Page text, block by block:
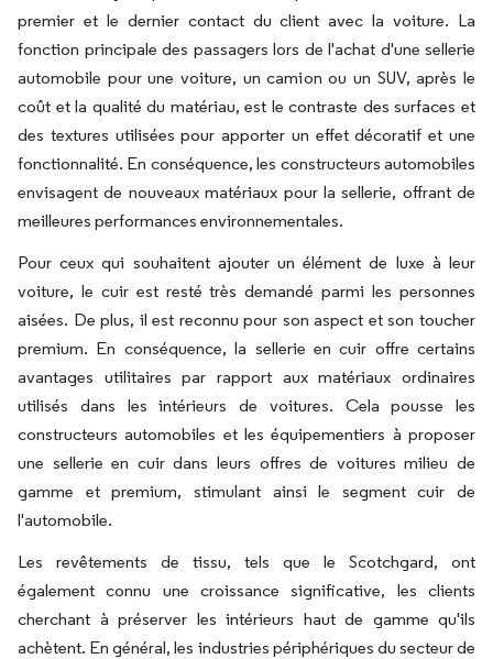
premier et le dernier contact du client avec la voiture. La
fonction principale des passagers lors de l'achat d'une sellerie
automobile pour une voiture, un camion ou un SUV, après le
coût et la qualité du matériau, est le contraste des surfaces et
des textures utilisées pour apporter un effet décoratif et une
fonctionnalité. En conséquence, les constructeurs automobiles
envisagent de nouveaux matériaux pour la sellerie, offrant de
meilleures performances environnementales.
Pour ceux qui souhaitent ajouter un élément de luxe à leur
voiture, le cuir est resté très demandé parmi les personnes
aisées. De plus, il est reconnu pour son aspect et son toucher
premium. En conséquence, la sellerie en cuir offre certains
avantages utilitaires par rapport aux matériaux ordinaires
utilisés dans les intérieurs de voitures. Cela pousse les
constructeurs automobiles et les équipementiers à proposer
une sellerie en cuir dans leurs offres de voitures milieu de
gamme et premium, stimulant ainsi le segment cuir de
l'automobile.
Les revêtements de tissu, tels que le Scotchgard, ont
également connu une croissance significative, les clients
cherchant à préserver les intérieurs haut de gamme qu'ils
achètent. En général, les industries périphériques du secteur de